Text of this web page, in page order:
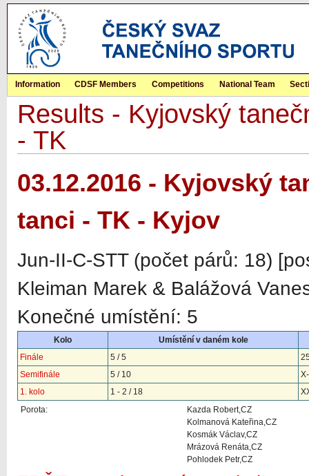
Information CDSF Members Competitions National Team
Results - Kyjovský
- TK
03.12.2016 - Kyjovský
tanci - TK - Kyjov
Jun-II-C-STT (počet párů: 18)
Kleiman Marek & Balážová
Konečné umístění: 5
Kolo
Umístění v daném kole
Finále
5 / 5
Semifinále
5 / 10
1. kolo
1 - 2 / 18
Porota:
Kazda Robert,CZ
Kolmanová Kateřina,CZ
Kosmák Václav,CZ
Mrázová Renáta,CZ
Pohlodek Petr,CZ